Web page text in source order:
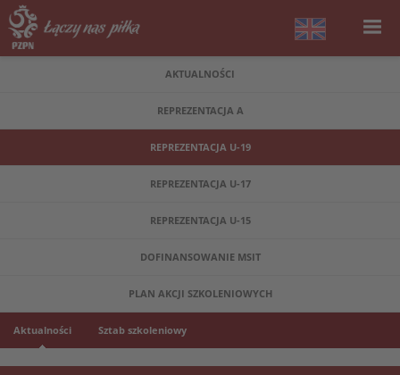
AKTUALNOŚCI
REPREZENTACJA A
REPREZENTACJA U-19
REPREZENTACJA U-17
REPREZENTACJA U-15
DOFINANSOWANIE MSIT
PLAN AKCJI SZKOLENIOWYCH
Aktualności Sztab szkoleniowy